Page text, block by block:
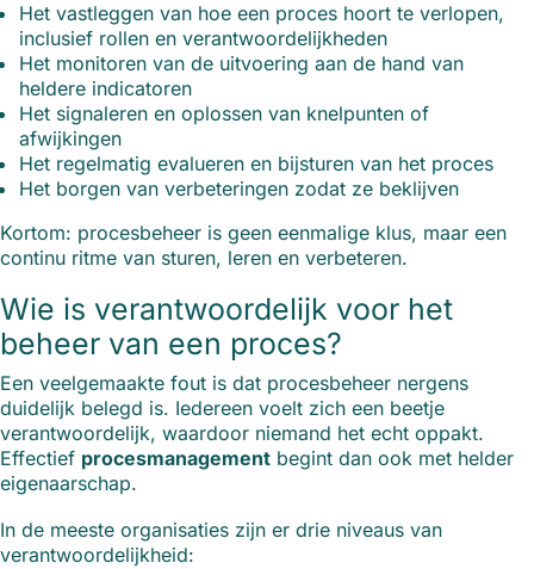
Het vastleggen van hoe een proces hoort te verlopen,
inclusief rollen en verantwoordelijkheden
Het monitoren van de uitvoering aan de hand van
heldere indicatoren
Het signaleren en oplossen van knelpunten of
afwijkingen
Het regelmatig evalueren en bijsturen van het proces
Het borgen van verbeteringen zodat ze beklijven
Kortom: procesbeheer is geen eenmalige klus, maar een
continu ritme van sturen, leren en verbeteren.
Wie is verantwoordelijk voor het
beheer van een proces?
Een veelgemaakte fout is dat procesbeheer nergens
duidelijk belegd is. Iedereen voelt zich een beetje
verantwoordelijk, waardoor niemand het echt oppakt.
Effectief procesmanagement begint dan ook met helder
eigenaarschap.
In de meeste organisaties zijn er drie niveaus van
verantwoordelijkheid: